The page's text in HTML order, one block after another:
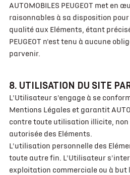
AUTOMOBILES PEUGEOT met en
raisonnables à sa disposition
qualité aux Eléments, étant
PEUGEOT n'est tenu à aucune
parvenir.
8. UTILISATION DU SITE
L'Utilisateur s'engage à se
Mentions Légales et garantit
contre toute utilisation illicite, non
autorisée des Eléments.
L'utilisation personnelle des
toute autre fin. L'Utilisateur
exploitation commerciale ou à